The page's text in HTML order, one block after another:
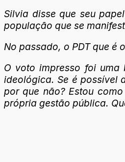
Silvia disse que seu
população que se
No passado, o PDT que é
O voto impresso foi
ideológica. Se é possível
por que não? Estou
própria gestão pública.